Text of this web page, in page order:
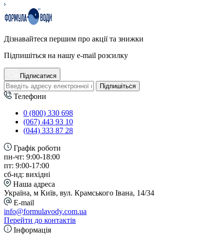
Дізнавайтеся першим про акції та знижки
Підпишіться на нашу e-mail розсилку
Підписатися
Підпишіться
Телефони
0 (800) 330 698
(067) 443 93 10
(044) 333 87 28
Графік роботи
пн-чт: 9:00-18:00
пт: 9:00-17:00
сб-нд: вихідні
Наша адреса
Україна, м Київ, вул. Крамського Івана, 14/34
E-mail
info@formulavody.com.ua
Перейти до контактів
Інформація